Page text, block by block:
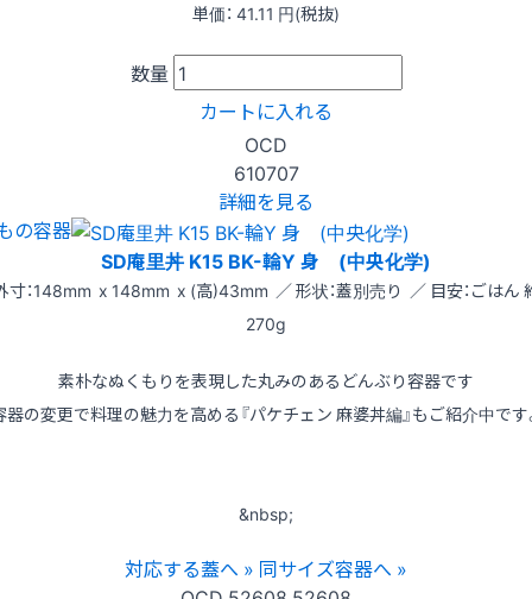
単価： 41.11 円(税抜)
数量
カートに入れる
OCD
610707
詳細を見る
の容器
SD庵里丼 K15 BK-輪Y 身 (中央化学)
寸：148mm x 148mm x (高)43mm ／ 形状：蓋別売り ／ 目安：ごはん
270g
素朴なぬくもりを表現した丸みのあるどんぶり容器です
器の変更で料理の魅力を高める『パケチェン 麻婆丼編』もご紹介中です
&nbsp;
対応する蓋へ » 同サイズ容器へ »